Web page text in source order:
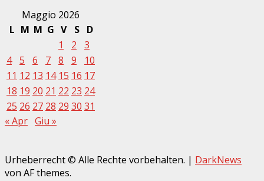
Maggio 2026
L M M G V S
D
1
2
3
4 5 6 7 8 9
10
11 12 13 14 15 16 17
18 19 20 21 22 23 24
25 26 27 28 29 30 31
« Apr Giu »
Urheberrecht © Alle Rechte vorbehalten. | DarkNews
von AF themes.